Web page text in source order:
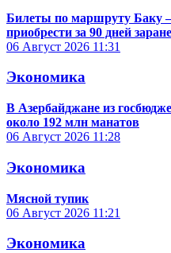
Билеты по маршруту Баку
приобрести за 90 дней
06 Август 2026 11:31
Экономика
В Азербайджане из
около 192 млн манатов
06 Август 2026 11:28
Экономика
Мясной тупик
06 Август 2026 11:21
Экономика